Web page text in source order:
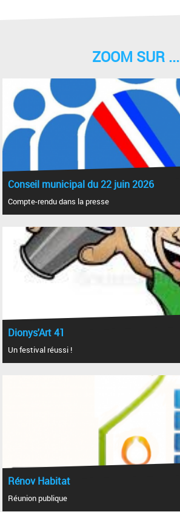
ZOOM SUR ...
Conseil municipal du 22 juin 2026
Compte-rendu dans la presse
Dionys'Art 41
Un festival réussi !
Rénov Habitat
Réunion publique